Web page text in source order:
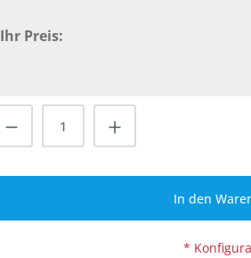
Ihr Preis:
Produkt Anzahl: Gib
In den
*